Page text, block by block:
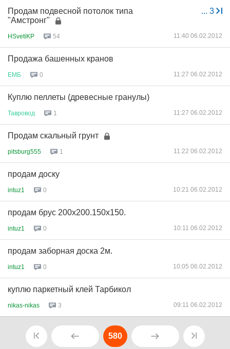
... 3
Продам подвесной потолок типа
"Амстронг"
HSvetiKP 54 11:40 06.02.2012
Продажа башенных кранов
ЕМБ 0 11:27 06.02.2012
Куплю пеллеты (древесные гранулы)
Тавровод 1 11:27 06.02.2012
Продам скальный грунт
pitsburg555 1 11:22 06.02.2012
продам доску
intuz1 0 10:21 06.02.2012
продам брус 200х200.150х150.
intuz1 0 10:11 06.02.2012
продам заборная доска 2м.
intuz1 0 10:05 06.02.2012
куплю паркетный клей Тарбикол
nikas-nikas 3 09:11 06.02.2012
580